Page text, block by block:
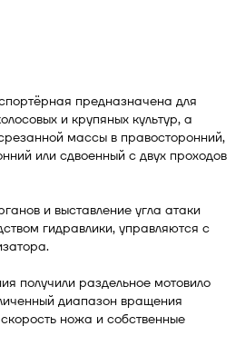
предназначена для
и крупяных культур, а
массы в правосторонний,
или сдвоенный с двух проходов
и выставление угла атаки
гидравлики, управляются с
получили раздельное мотовило
диапазон вращения
ножа и собственные